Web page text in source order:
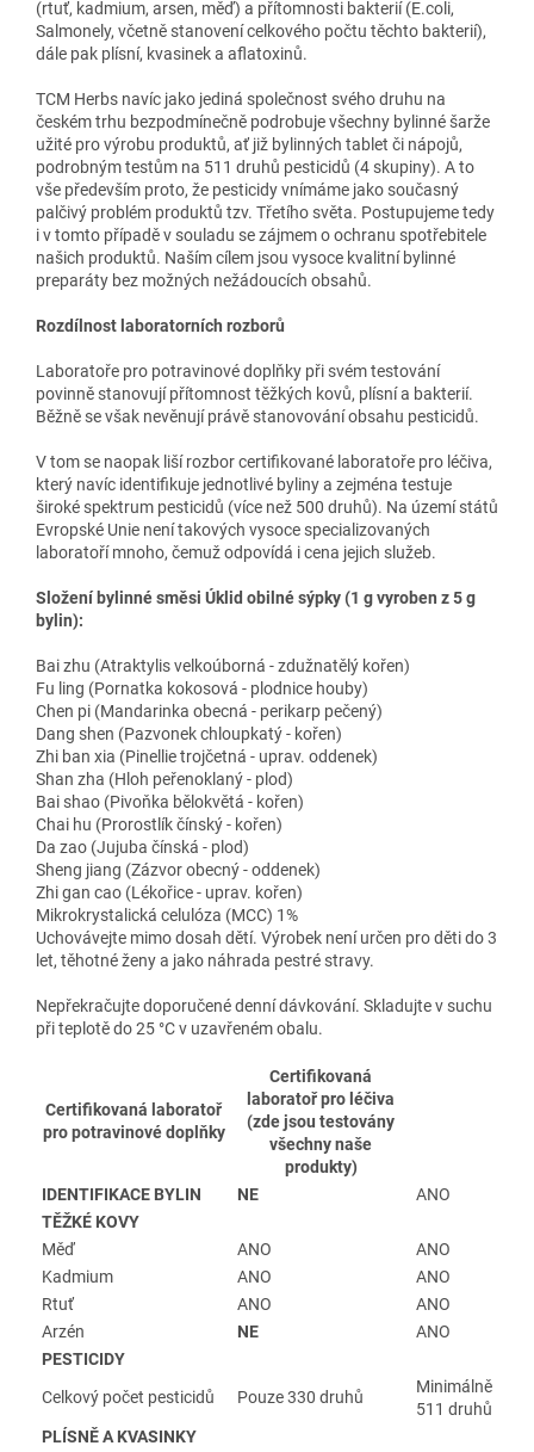
(rtuť, kadmium, arsen, měď) a přítomnosti bakterií (E.coli,
Salmonely, včetně stanovení celkového počtu těchto bakterií),
dále pak plísní, kvasinek a aflatoxinů.
TCM Herbs navíc jako jediná společnost svého druhu na
českém trhu bezpodmínečně podrobuje všechny bylinné šarže
užité pro výrobu produktů, ať již bylinných tablet či nápojů,
podrobným testům na 511 druhů pesticidů (4 skupiny). A to
vše především proto, že pesticidy vnímáme jako současný
palčivý problém produktů tzv. Třetího světa. Postupujeme tedy
i v tomto případě v souladu se zájmem o ochranu spotřebitele
našich produktů. Naším cílem jsou vysoce kvalitní bylinné
preparáty bez možných nežádoucích obsahů.
Rozdílnost laboratorních rozborů
Laboratoře pro potravinové doplňky při svém testování
povinně stanovují přítomnost těžkých kovů, plísní a bakterií.
Běžně se však nevěnují právě stanovování obsahu pesticidů.
V tom se naopak liší rozbor certifikované laboratoře pro léčiva,
který navíc identifikuje jednotlivé byliny a zejména testuje
široké spektrum pesticidů (více než 500 druhů). Na území států
Evropské Unie není takových vysoce specializovaných
laboratoří mnoho, čemuž odpovídá i cena jejich služeb.
Složení bylinné směsi Úklid obilné sýpky (1 g vyroben z 5 g
bylin):
Bai zhu (Atraktylis velkoúborná - zdužnatělý kořen)
Fu ling (Pornatka kokosová - plodnice houby)
Chen pi (Mandarinka obecná - perikarp pečený)
Dang shen (Pazvonek chloupkatý - kořen)
Zhi ban xia (Pinellie trojčetná - uprav. oddenek)
Shan zha (Hloh peřenoklaný - plod)
Bai shao (Pivoňka bělokvětá - kořen)
Chai hu (Prorostlík čínský - kořen)
Da zao (Jujuba čínská - plod)
Sheng jiang (Zázvor obecný - oddenek)
Zhi gan cao (Lékořice - uprav. kořen)
Mikrokrystalická celulóza (MCC) 1%
Uchovávejte mimo dosah dětí. Výrobek není určen pro děti do 3
let, těhotné ženy a jako náhrada pestré stravy.
Nepřekračujte doporučené denní dávkování. Skladujte v suchu
při teplotě do 25 °C v uzavřeném obalu.
Certifikovaná laboratoř
pro potravinové doplňky
Certifikovaná
laboratoř pro léčiva
(zde jsou testovány
všechny naše
produkty)
IDENTIFIKACE BYLIN
NE
ANO
TĚŽKÉ KOVY
Měď
ANO
ANO
Kadmium
ANO
ANO
Rtuť
ANO
ANO
Arzén
NE
ANO
PESTICIDY
Celkový počet pesticidů
Pouze 330 druhů
Minimálně
511 druhů
PLÍSNĚ A KVASINKY